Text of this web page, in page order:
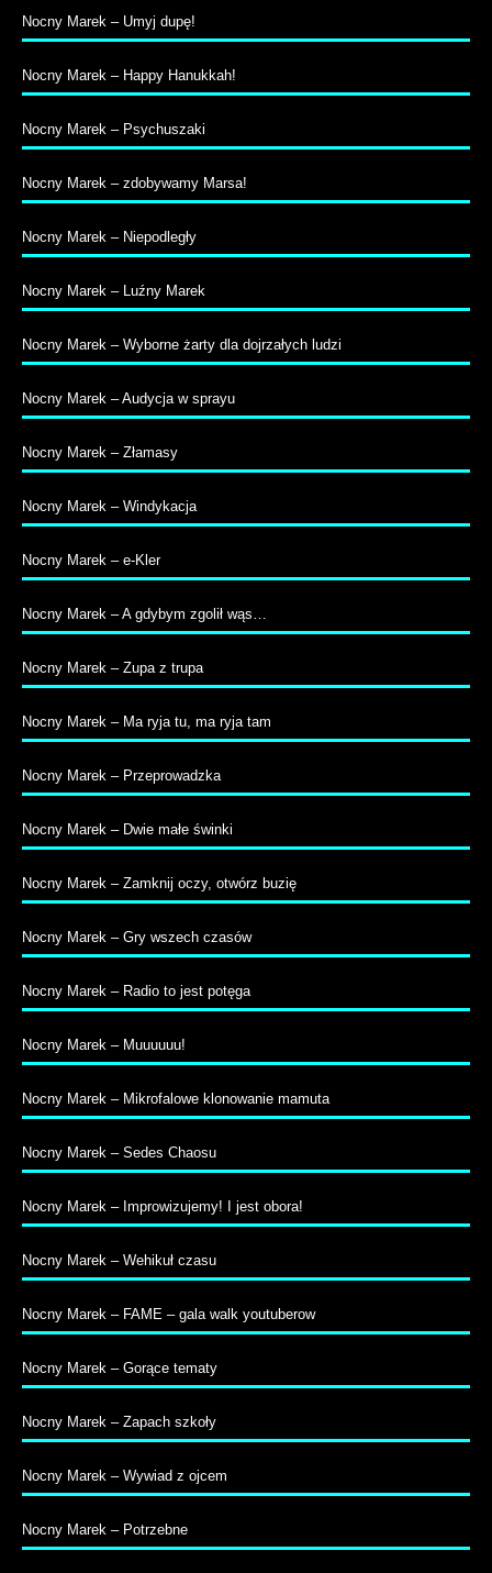
Nocny Marek – Umyj dupę!
Nocny Marek – Happy Hanukkah!
Nocny Marek – Psychuszaki
Nocny Marek – zdobywamy Marsa!
Nocny Marek – Niepodległy
Nocny Marek – Luźny Marek
Nocny Marek – Wyborne żarty dla dojrzałych ludzi
Nocny Marek – Audycja w sprayu
Nocny Marek – Złamasy
Nocny Marek – Windykacja
Nocny Marek – e-Kler
Nocny Marek – A gdybym zgolił wąs…
Nocny Marek – Zupa z trupa
Nocny Marek – Ma ryja tu, ma ryja tam
Nocny Marek – Przeprowadzka
Nocny Marek – Dwie małe świnki
Nocny Marek – Zamknij oczy, otwórz buzię
Nocny Marek – Gry wszech czasów
Nocny Marek – Radio to jest potęga
Nocny Marek – Muuuuuu!
Nocny Marek – Mikrofalowe klonowanie mamuta
Nocny Marek – Sedes Chaosu
Nocny Marek – Improwizujemy! I jest obora!
Nocny Marek – Wehikuł czasu
Nocny Marek – FAME – gala walk youtuberow
Nocny Marek – Gorące tematy
Nocny Marek – Zapach szkoły
Nocny Marek – Wywiad z ojcem
Nocny Marek – Potrzebne